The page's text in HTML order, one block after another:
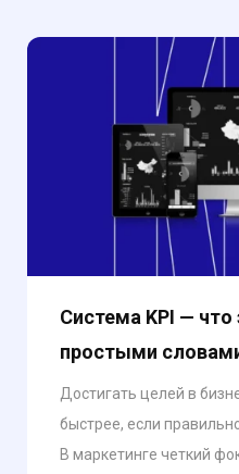
Система KPI — что
простыми
Достигать целей в
быстрее, если
В маркетинге четкий